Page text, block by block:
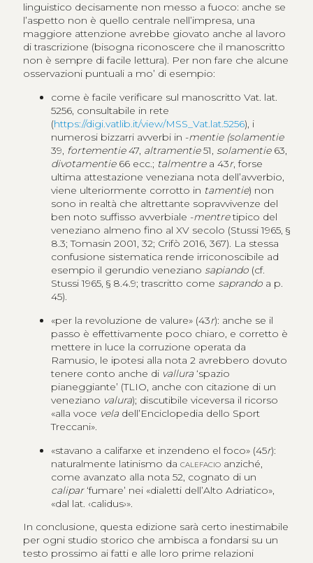
linguistico decisamente non messo a fuoco: anche se
l’aspetto non è quello centrale nell’impresa, una
maggiore attenzione avrebbe giovato anche al lavoro
di trascrizione (bisogna riconoscere che il manoscritto
non è sempre di facile lettura). Per non fare che alcune
osservazioni puntuali a mo’ di esempio:
come è facile verificare sul manoscritto Vat. lat.
5256, consultabile in rete
(https://digi.vatlib.it/view/MSS_Vat.lat.5256), i
numerosi bizzarri avverbi in -mentie (solamentie
39, fortementie47, altramentie51, solamentie 63,
divotamentie 66 ecc.; talmentrea 43r, forse
ultima attestazione veneziana nota dell’avverbio,
viene ulteriormente corrotto in tamentie) non
sono in realtà che altrettante sopravvivenze del
ben noto suffisso avverbiale -mentretipico del
veneziano almeno fino al XV secolo (Stussi 1965, §
8.3; Tomasin 2001, 32; Crifò 2016, 367). La stessa
confusione sistematica rende irriconoscibile ad
esempio il gerundio veneziano sapiando (cf.
Stussi 1965, § 8.4.9; trascritto come saprandoa p.
45).
«per la revoluzione de valure» (43r): anche se il
passo è effettivamente poco chiaro, e corretto è
mettere in luce la corruzione operata da
Ramusio, le ipotesi alla nota 2 avrebbero dovuto
tenere conto anche di valluraʻspazio
pianeggianteʼ (TLIO, anche con citazione di un
veneziano valura); discutibile viceversa il ricorso
«alla voce veladell’Enciclopedia dello Sport
Treccani».
«stavano a califarxe et inzendeno el foco» (45r):
naturalmente latinismo da calefacioanziché,
come avanzato alla nota 52, cognato di un
caliparʻfumareʼ nei «dialetti dell’Alto Adriatico»,
«dal lat. ‹calidus›».
In conclusione, questa edizione sarà certo inestimabile
per ogni studio storico che ambisca a fondarsi su un
testo prossimo ai fatti e alle loro prime relazioni